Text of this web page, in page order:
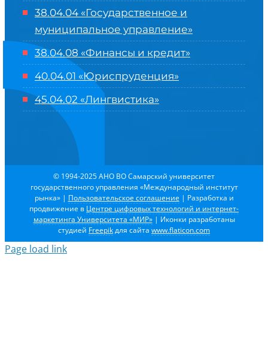
38.04.04 «Государственное и
муниципальное управление»
38.04.08 «Финансы и кредит»
40.04.01 «Юриспруденция»
45.04.02 «Лингвистика»
© 1994-2025 АНО ВО Самарский университет
государственного управления «Международный институт
рынка» | Пользовательское соглашение | Разработка и
продвижение в Центре цифровых технологий и интернет-
маркетинга Университета «МИР»| Иконки разработаны
студией Freepikдля сайта www.flaticon.com
Page load link